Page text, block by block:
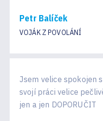
Petr Balíček
VOJÁK Z POVOLÁNÍ
Jsem velice spokojen
svojí práci velice
jen a jen DOPORUČIT